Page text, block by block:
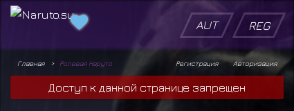
AUT REG
Главная Ролевая Наруто Авторизация
Регистрация
Доступ к данной странице запрещен